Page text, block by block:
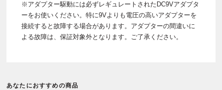
※アダプター駆動には必ずレギュレートされたDC9Vアダプタ
ーをお使いください。特に9Vよりも電圧の高いアダプターを
接続すると故障する場合があります。アダプターの間違いに
よる故障は、保証対象外となります。ご了承ください。
あなたにおすすめの商品